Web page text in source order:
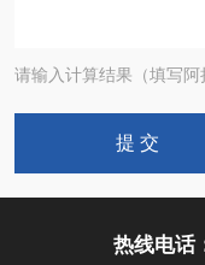
请输入计算结果（填写
热线电话